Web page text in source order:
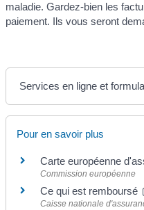
maladie. Gardez-bien les
paiement. Ils vous seront
Services en ligne et
Pour en savoir plus
Carte européenne
Commission européenne
Ce qui est remboursé
Caisse nationale